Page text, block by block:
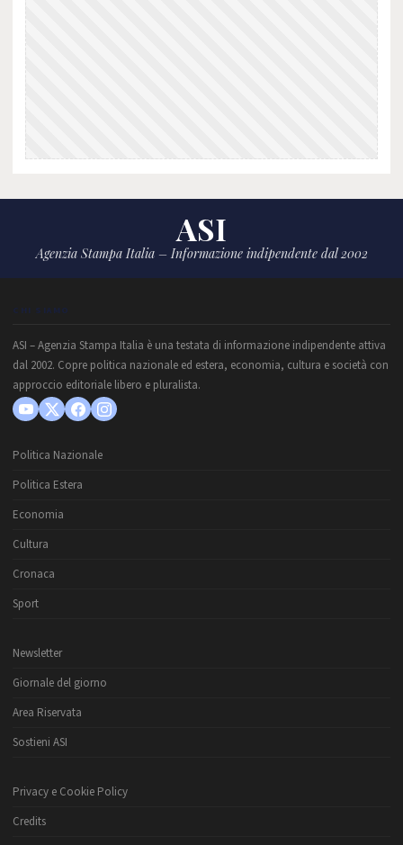
ASI
Agenzia Stampa Italia – Informazione indipendente dal 2002
CHI SIAMO
ASI – Agenzia Stampa Italia è una testata di informazione indipendente attiva
dal 2002. Copre politica nazionale ed estera, economia, cultura e società con
approccio editoriale libero e pluralista.
Politica Nazionale
Politica Estera
Economia
Cultura
Cronaca
Sport
Newsletter
Giornale del giorno
Area Riservata
Sostieni ASI
Privacy e Cookie Policy
Credits